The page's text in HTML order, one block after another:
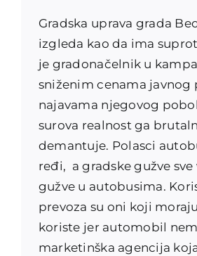
Gradska uprava grada
izgleda kao da ima
je gradonačelnik u
sniženim cenama javnog
najavama njegovog
surova realnost ga
demantuje. Polasci
ređi, a gradske gužve sve
gužve u autobusima.
prevoza su oni koji
koriste jer automobil
marketinška agencija